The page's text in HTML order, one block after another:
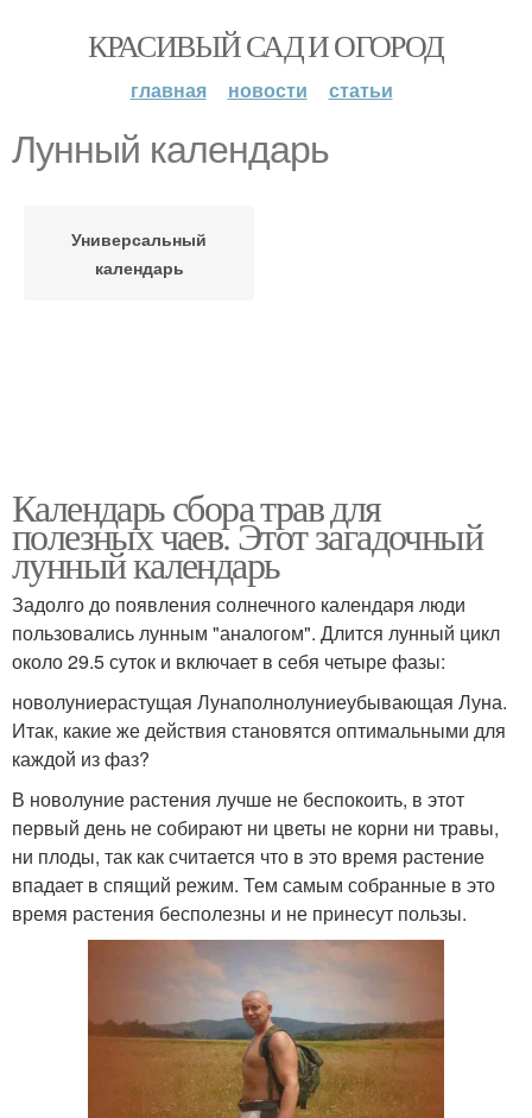
КРАСИВЫЙ САД И ОГОРОД
главная новости статьи
Лунный календарь
Универсальный
календарь
Календарь сбора трав для
полезных чаев. Этот загадочный
лунный календарь
Задолго до появления солнечного календаря люди
пользовались лунным "аналогом". Длится лунный цикл
около 29.5 суток и включает в себя четыре фазы:
новолуниерастущая Лунаполнолуниеубывающая Луна.
Итак, какие же действия становятся оптимальными для
каждой из фаз?
В новолуние растения лучше не беспокоить, в этот
первый день не собирают ни цветы не корни ни травы,
ни плоды, так как считается что в это время растение
впадает в спящий режим. Тем самым собранные в это
время растения бесполезны и не принесут пользы.